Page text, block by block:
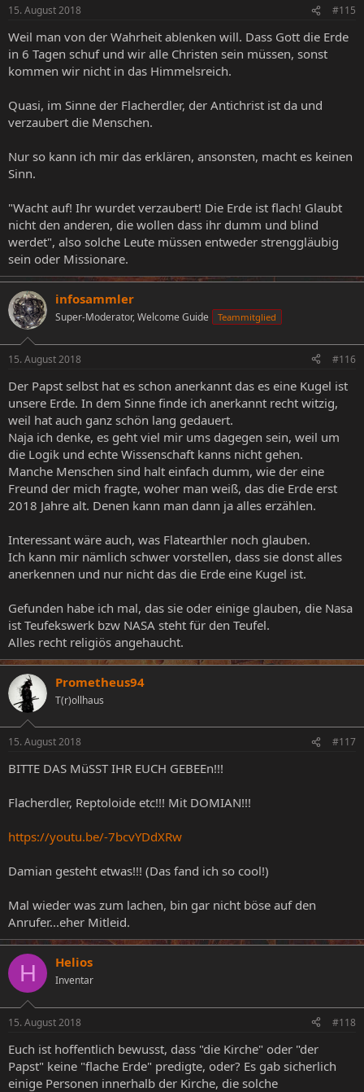
15. August 2018 #115
Weil man von der Wahrheit ablenken will. Dass Gott die Erde
in 6 Tagen schuf und wir alle Christen sein müssen, sonst
kommen wir nicht in das Himmelsreich.
Quasi, im Sinne der Flacherdler, der Antichrist ist da und
verzaubert die Menschen.
Nur so kann ich mir das erklären, ansonsten, macht es keinen
Sinn.
"Wacht auf! Ihr wurdet verzaubert! Die Erde ist flach! Glaubt
nicht den anderen, die wollen dass ihr dumm und blind
werdet", also solche Leute müssen entweder strenggläubig
sein oder Missionare.
infosammler
Super-Moderator, Welcome Guide Teammitglied
15. August 2018 #116
Der Papst selbst hat es schon anerkannt das es eine Kugel ist
unsere Erde. In dem Sinne finde ich anerkannt recht witzig,
weil hat auch ganz schön lang gedauert.
Naja ich denke, es geht viel mir ums dagegen sein, weil um
die Logik und echte Wissenschaft kanns nicht gehen.
Manche Menschen sind halt einfach dumm, wie der eine
Freund der mich fragte, woher man weiß, das die Erde erst
2018 Jahre alt. Denen kann man dann ja alles erzählen.
Interessant wäre auch, was Flatearthler noch glauben.
Ich kann mir nämlich schwer vorstellen, dass sie donst alles
anerkennen und nur nicht das die Erde eine Kugel ist.
Gefunden habe ich mal, das sie oder einige glauben, die Nasa
ist Teufekswerk bzw NASA steht für den Teufel.
Alles recht religiös angehaucht.
Prometheus94
T(r)ollhaus
15. August 2018 #117
BITTE DAS MüSST IHR EUCH GEBEEn!!!
Flacherdler, Reptoloide etc!!! Mit DOMIAN!!!
https://youtu.be/-7bcvYDdXRw
Damian gesteht etwas!!! (Das fand ich so cool!)
Mal wieder was zum lachen, bin gar nicht böse auf den
Anrufer...eher Mitleid.
H Helios
Inventar
15. August 2018 #118
Euch ist hoffentlich bewusst, dass "die Kirche" oder "der
Papst" keine "flache Erde" predigte, oder? Es gab sicherlich
einige Personen innerhalb der Kirche, die solche